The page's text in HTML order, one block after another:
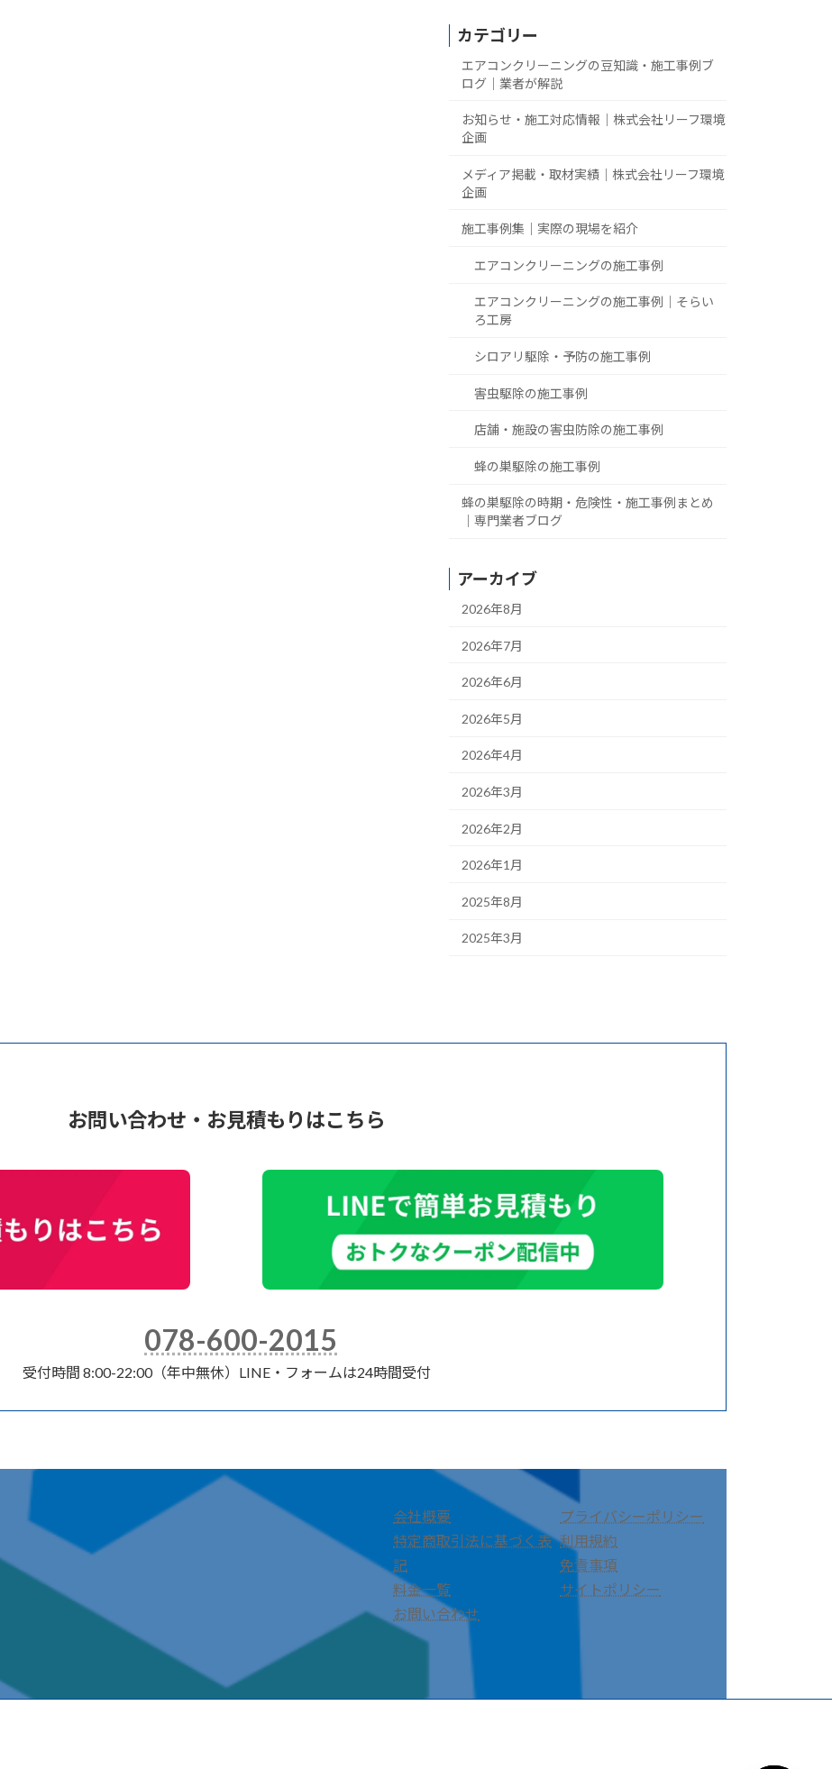
カテゴリー
エアコンクリーニングの豆知識・施工事例ブ
ログ｜業者が解説
お知らせ・施工対応情報｜株式会社リーフ環境
企画
メディア掲載・取材実績｜株式会社リーフ環境
企画
施工事例集｜実際の現場を紹介
エアコンクリーニングの施工事例
エアコンクリーニングの施工事例｜そらい
ろ工房
シロアリ駆除・予防の施工事例
害虫駆除の施工事例
店舗・施設の害虫防除の施工事例
蜂の巣駆除の施工事例
蜂の巣駆除の時期・危険性・施工事例まとめ
｜専門業者ブログ
アーカイブ
2026年8月
2026年7月
2026年6月
2026年5月
2026年4月
2026年3月
2026年2月
2026年1月
2025年8月
2025年3月
お問い合わせ・お見積もりはこちら
078-600-2015
受付時間 8:00-22:00（年中無休） LINE・フォームは24時間受付
会社概要
特定商取引法に基づく表
記
料金一覧
お問い合わせ
プライバシーポリシー
利用規約
免責事項
サイトポリシー